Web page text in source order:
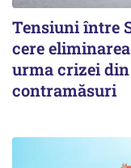
Tensiuni între
cere
urma crizei
contramăsuri